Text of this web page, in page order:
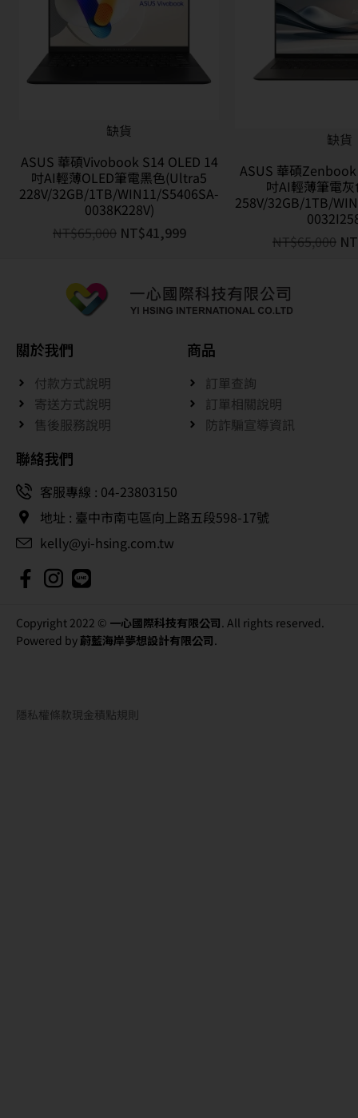
缺貨
ASUS 華碩Vivobook S14 OLED 14
吋AI輕薄OLED筆電黑色(Ultra5
228V/32GB/1TB/WIN11/S5406SA-
0038K228V)
NT$65,000 NT$41,999
缺貨
ASUS 華碩
吋AI輕薄筆電
258V/32GB/1TB/
NT$65,000
關於我們
付款方式說明
寄送方式說明
售後服務說明
商品
訂單查詢
訂單相關說明
防詐騙宣導資訊
聯絡我們
客服專線 : 04-23803150
地址 : 臺中市南屯區向上路五段598-17號
kelly@yi-hsing.com.tw
Copyright 2022 © 一心國際科技有限公司. All rights reserved.
Powered by蔚藍海岸夢想設計有限公司.
隱私權條款現金積點規則